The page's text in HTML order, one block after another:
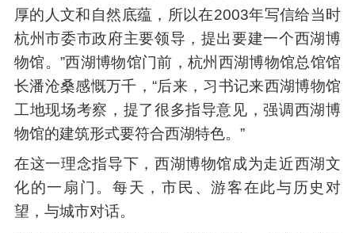
厚的人文和自然底蕴，所以在2003年写信给当时
杭州市委市政府主要领导，提出要建一个西湖博
物馆。”西湖博物馆门前，杭州西湖博物馆总馆馆
长潘沧桑感慨万千，“后来，习书记来西湖博物馆
工地现场考察，提了很多指导意见，强调西湖博
物馆的建筑形式要符合西湖特色。”
在这一理念指导下，西湖博物馆成为走近西湖文
化的一扇门。每天，市民、游客在此与历史对
望，与城市对话。